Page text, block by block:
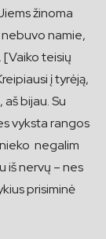
žinoma
nebuvo namie,
[Vaiko teisių
į tyrėją,
bijau. Su
vyksta rangos
negalim
iš nervų – nes
prisiminė